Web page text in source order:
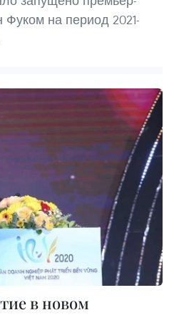
на период 2021-
в новом